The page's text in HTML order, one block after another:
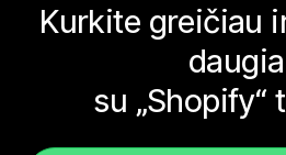
Kurkite greičiau
su „Shopify“